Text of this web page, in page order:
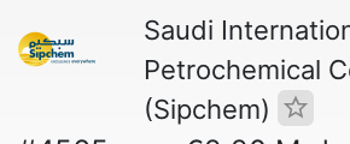
Saudi
Petrochemical
(Sipchem)